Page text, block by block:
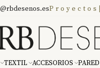
Proyectos
TEXTIL ACCESORIOS PARED